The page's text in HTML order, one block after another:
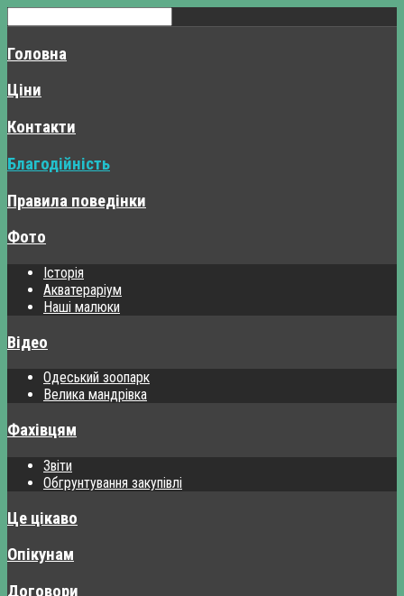
Головна
Ціни
Контакти
Благодійність
Правила поведінки
Фото
Історія
Акватераріум
Наші малюки
Відео
Одеський зоопарк
Велика мандрівка
Фахівцям
Звіти
Обгрунтування закупівлі
Це цікаво
Опікунам
Договори